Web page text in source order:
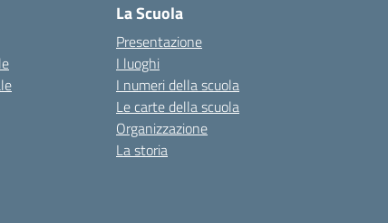
La Scuola
Presentazione
I luoghi
I numeri della scuola
Le carte della scuola
Organizzazione
La storia